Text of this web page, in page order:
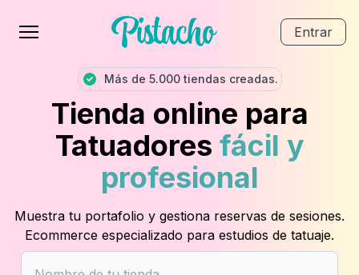
Entrar
Más de 5.000 tiendas creadas.
Tienda online para
Tatuadores fácil y
profesional
Muestra tu portafolio y gestiona reservas de sesiones.
Ecommerce especializado para estudios de tatuaje.